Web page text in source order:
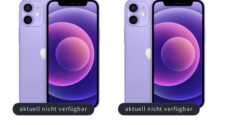
aktuell nicht verfügbar aktuell nicht verfügbar